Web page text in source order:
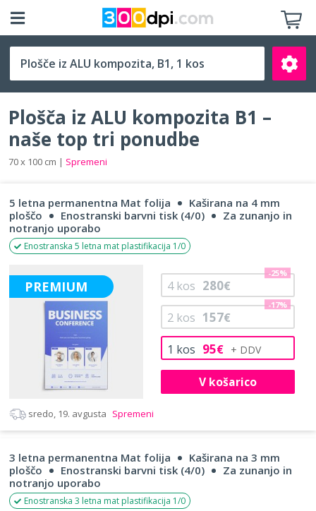
B1 (70 x 100 cm)
Išči
Plošča iz ALU kompozita B1 –
naše top tri ponudbe
70 x 100 cm | Spremeni
5 letna permanentna Mat folija
Kaširana na 4 mm
ploščo
Enostranski barvni tisk (4/0)
Za zunanjo in
notranjo uporabo
Enostranska 5 letna mat plastifikacija 1/0
PREMIUM
1 kos 95€
2kos 157€
-17%
4kos 280€
-25%
V košarico
sredo, 19. avgusta Spremeni
3 letna permanentna Mat folija
Kaširana na 3 mm
ploščo
Enostranski barvni tisk (4/0)
Za zunanjo in
notranjo uporabo
Enostranska 3 letna mat plastifikacija 1/0